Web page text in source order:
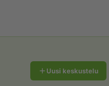
Uusi keskustelu